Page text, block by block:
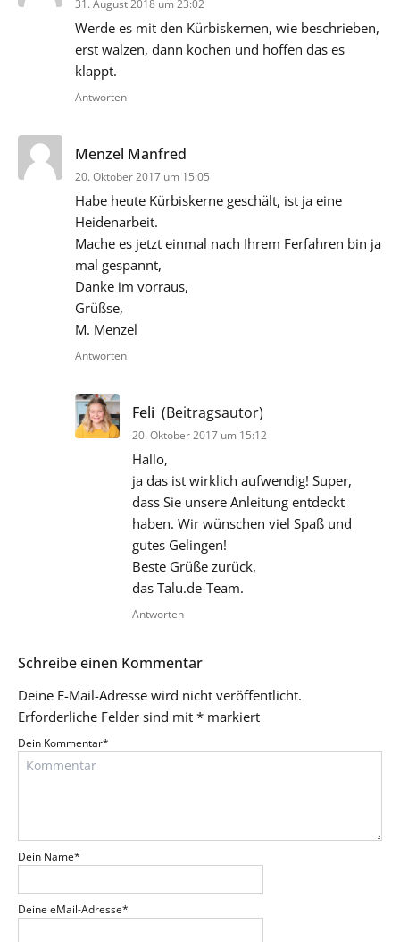
31. August 2018 um 23:02
Werde es mit den Kürbiskernen, wie beschrieben,
erst walzen, dann kochen und hoffen das es
klappt.
Antworten
Menzel Manfred
20. Oktober 2017 um 15:05
Habe heute Kürbiskerne geschält, ist ja eine
Heidenarbeit.
Mache es jetzt einmal nach Ihrem Ferfahren bin ja
mal gespannt,
Danke im vorraus,
Grüßse,
M. Menzel
Antworten
Feli (Beitragsautor)
20. Oktober 2017 um 15:12
Hallo,
ja das ist wirklich aufwendig! Super,
dass Sie unsere Anleitung entdeckt
haben. Wir wünschen viel Spaß und
gutes Gelingen!
Beste Grüße zurück,
das Talu.de-Team.
Antworten
Schreibe einen Kommentar
Deine E-Mail-Adresse wird nicht veröffentlicht.
Erforderliche Felder sind mit * markiert
Dein Kommentar*
Dein Name*
Deine eMail-Adresse*